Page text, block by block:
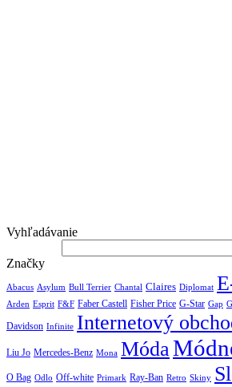
Vyhľadávanie
Značky
Abacus Asylum Bull Terrier Chantal Claires Diplomat
Arden Esprit F&F Faber Castell Fisher Price G-Star Gap
Davidson Infinite Internetový
Liu Jo Mercedes-Benz Mona Móda
O Bag Odlo Off-white Primark Ray-Ban Retro Skiny